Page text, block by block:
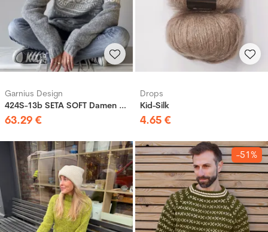
Garnius Design
424S-13b SETA SOFT Damen Pullover
63.29 €
Drops
Kid-Silk
4.65 €
-51%